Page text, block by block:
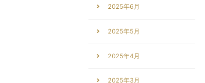
2025年6月
2025年5月
2025年4月
2025年3月